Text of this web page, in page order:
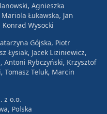
Agnieszka
Łukawska, Jan
Konrad Wysocki
Gójska, Piotr
Łysiak, Jacek Liziniewicz,
Antoni Rybczyński, Krzysztof
Tomasz Teluk, Marcin
z o.o.
Polska